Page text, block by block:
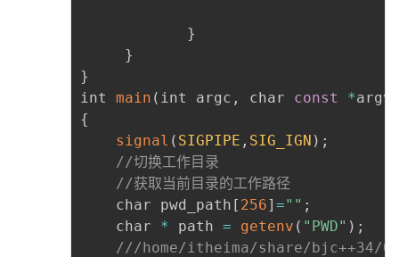
}
}
}
int main ( int argc , char const *argv
{
signal ( SIGPIPE , SIG_IGN ) ;
//切换工作目录
//获取当前目录的工作路径
	char pwd_path
[ 256] ="" ;
	char
* path = getenv ( "PWD" ) ;
///home/itheima/share/bjc++34/